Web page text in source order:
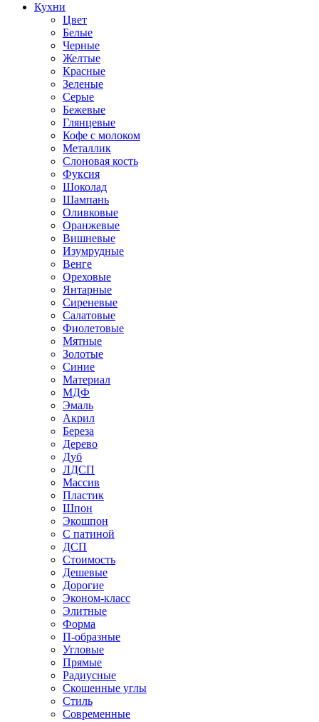
Кухни
Цвет
Белые
Черные
Желтые
Красные
Зеленые
Серые
Бежевые
Глянцевые
Кофе с молоком
Металлик
Слоновая кость
Фуксия
Шоколад
Шампань
Оливковые
Оранжевые
Вишневые
Изумрудные
Венге
Ореховые
Янтарные
Сиреневые
Салатовые
Фиолетовые
Мятные
Золотые
Синие
Материал
МДФ
Эмаль
Акрил
Береза
Дерево
Дуб
ЛДСП
Массив
Пластик
Шпон
Экошпон
С патиной
ДСП
Стоимость
Дешевые
Дорогие
Эконом-класс
Элитные
Форма
П-образные
Угловые
Прямые
Радиусные
Скошенные углы
Стиль
Современные